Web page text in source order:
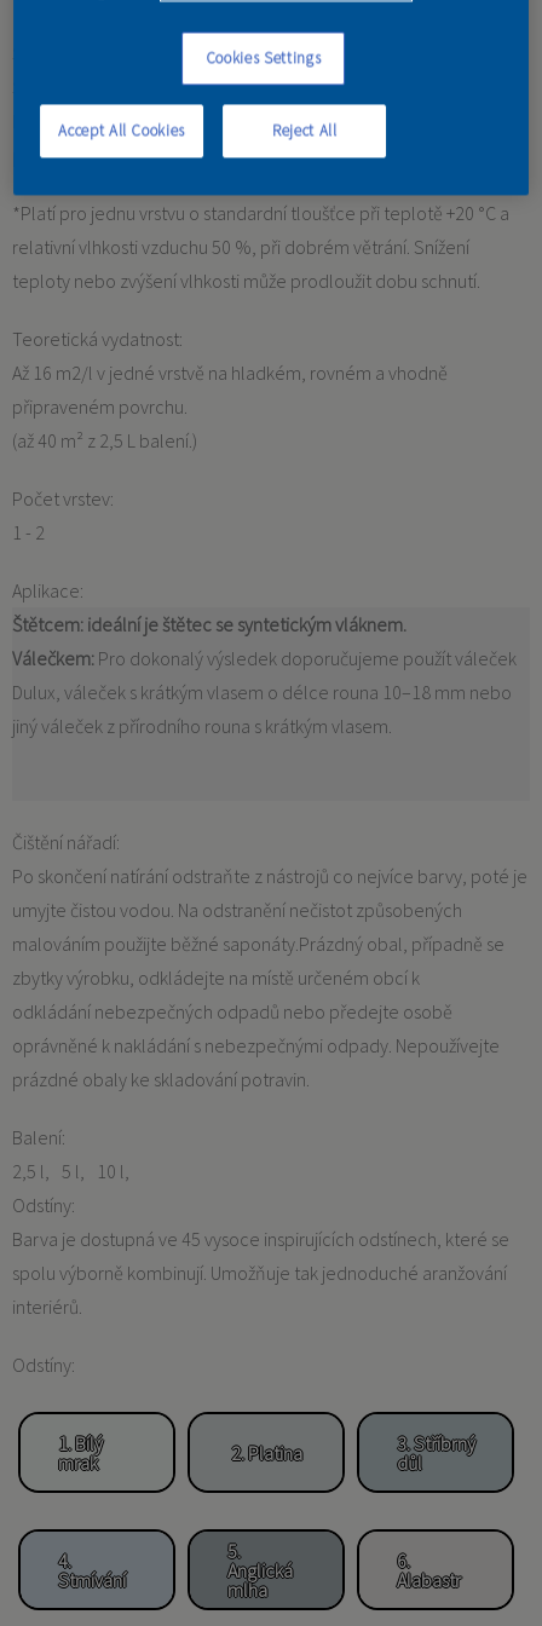
Nátěr je suchý na dotek po cca 30 min. Další vrstvu možno nanášet
po 2 hod.
*Platí pro jednu vrstvu o standardní tloušťce při teplotě +20 °C a
relativní vlhkosti vzduchu 50 %, při dobrém větrání. Snížení
teploty nebo zvýšení vlhkosti může prodloužit dobu schnutí.
Teoretická vydatnost:
Až 16 m2/l v jedné vrstvě na hladkém, rovném a vhodně
připraveném povrchu.
(až 40 m² z 2,5 L balení.)
Počet vrstev:
1 - 2
Aplikace:
Štětcem: ideální je štětec se syntetickým vláknem.
Válečkem: Pro dokonalý výsledek doporučujeme použít váleček
Dulux, váleček s krátkým vlasem o délce rouna 10–18 mm nebo
jiný váleček z přírodního rouna s krátkým vlasem.
Čištění nářadí:
Po skončení natírání odstraňte z nástrojů co nejvíce barvy, poté je
umyjte čistou vodou. Na odstranění nečistot způsobených
malováním použijte běžné saponáty.Prázdný obal, případně se
zbytky výrobku, odkládejte na místě určeném obcí k
odkládání nebezpečných odpadů nebo předejte osobě
oprávněné k nakládání s nebezpečnými odpady. Nepoužívejte
prázdné obaly ke skladování potravin.
Balení:
2,5 l
5 l
10 l
Odstíny:
Barva je dostupná ve 45 vysoce inspirujících odstínech, které se
spolu výborně kombinují. Umožňuje tak jednoduché aranžování
interiérů.
Odstíny:
1. Bílý
mrak
2. Platina
3. Stříbrný
důl
4.
Stmívání
5.
Anglická
mlha
6.
Alabastr
Cookies Settings
Reject All
Accept All Cookies